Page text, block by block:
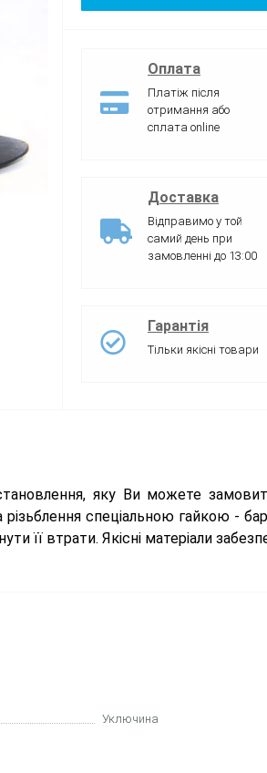
Оплата
Платіж після
отримання або
сплата online
Доставка
Відправимо у той
самий день при
замовленні до 13:00
Гарантія
Тільки якісні товари
яку Ви можете
спеціальною гайкою -
її втрати. Якісні матеріали
Уключина